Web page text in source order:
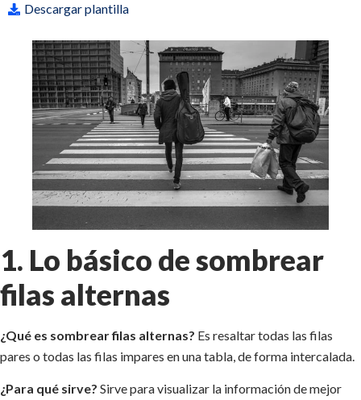
Descargar plantilla
1. Lo básico de sombrear
filas alternas
¿Qué es sombrear filas alternas? Es resaltar todas las filas
pares o todas las filas impares en una tabla, de forma intercalada.
¿Para qué sirve? Sirve para visualizar la información de mejor